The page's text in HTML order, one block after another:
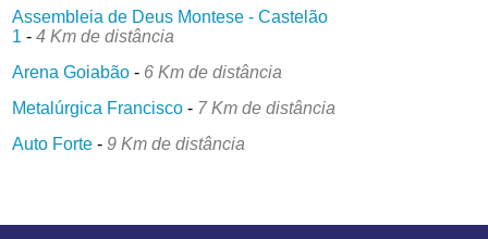
Assembleia de Deus Montese - Castelão
1 -4 Km de distância
Arena Goiabão - 6 Km de distância
Metalúrgica Francisco - 7 Km de distância
Auto Forte -9 Km de distância